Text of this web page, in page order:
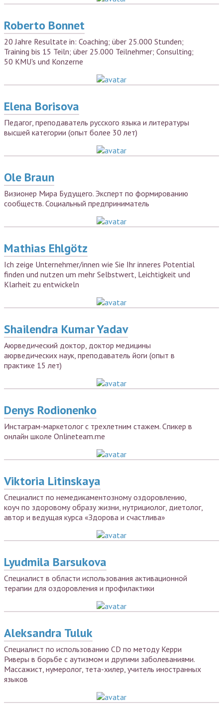
Roberto Bonnet
20 Jahre Resultate in: Coaching; über 25.000 Stunden;
Training bis 15 Teiln; über 25.000 Teilnehmer; Consulting;
50 KMU's und Konzerne
Elena Borisova
Педагог, преподаватель русского языка и литературы
высшей категории (опыт более 30 лет)
Ole Braun
Визионер Мира Будущего. Эксперт по формированию
сообществ. Социальный предприниматель
Mathias Ehlgötz
Ich zeige Unternehmer/innen wie Sie Ihr inneres Potential
finden und nutzen um mehr Selbstwert, Leichtigkeit und
Klarheit zu entwickeln
Shailendra Kumar Yadav
Аюрведический доктор, доктор медицины
аюрведических наук, преподаватель йоги (опыт в
практике 15 лет)
Denys Rodionenko
Инстаграм-маркетолог с трехлетним стажем. Спикер в
онлайн школе Onlineteam.me
Viktoria Litinskaya
Специалист по немедикаментозному оздоровлению,
коуч по здоровому образу жизни, нутрициолог, диетолог,
автор и ведущая курса «Здорова и счастлива»
Lyudmila Barsukova
Специалист в области использования активационной
терапии для оздоровления и профилактики
Aleksandra Tuluk
Специалист по использованию CD по методу Керри
Риверы в борьбе с аутизмом и другими заболеваниями.
Массажист, нумеролог, тета-хилер, учитель иностранных
языков